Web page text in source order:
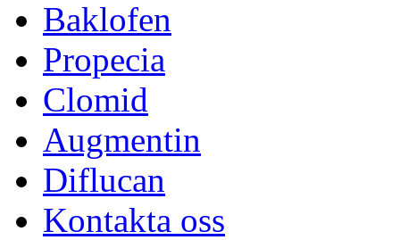
Baklofen
Propecia
Clomid
Augmentin
Diflucan
Kontakta oss